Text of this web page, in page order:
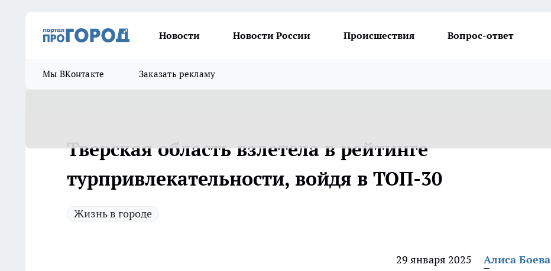
Новости Новости России Происшествия Вопрос-ответ
Мы ВКонтакте Заказать рекламу
Тверская область взлетела в рейтинге
турпривлекательности, войдя в ТОП-30
Жизнь в городе
29 января 2025 Алиса Боева